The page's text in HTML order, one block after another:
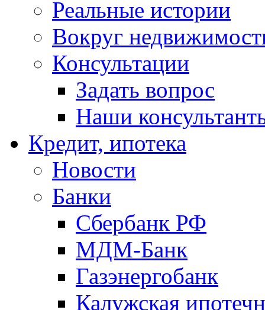
Реальные истории
Вокруг
Консультации
Задать вопрос
Наши
Кредит, ипотека
Новости
Банки
Сбербанк РФ
МДМ-Банк
Газэнергобанк
Калужская